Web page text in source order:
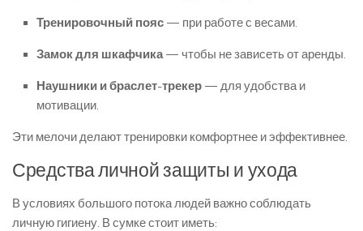
Тренировочный пояс — при работе с весами.
Замок для шкафчика— чтобы не зависеть от аренды.
Наушники и браслет-трекер — для удобства и
мотивации.
Эти мелочи делают тренировки комфортнее и эффективнее.
Средства личной защиты и ухода
В условиях большого потока людей важно соблюдать
личную гигиену. В сумке стоит иметь: